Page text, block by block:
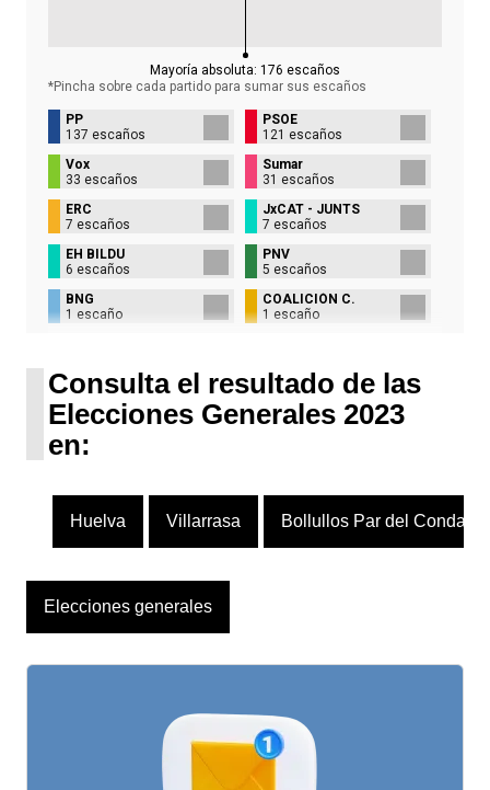
Mayoría absoluta: 176 escaños
*Pincha sobre cada partido para sumar sus escaños
PP
137 escaños
PSOE
121 escaños
Vox
33 escaños
Sumar
31 escaños
ERC
7 escaños
JxCAT - JUNTS
7 escaños
EH BILDU
6 escaños
PNV
5 escaños
BNG
1 escaño
COALICIÓN C.
1 escaño
Consulta el resultado de las
Elecciones Generales 2023
en:
Huelva Villarrasa Bollullos Par del Condado
Elecciones generales